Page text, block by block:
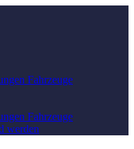
Fahrzeuge
Fahrzeuge
werden